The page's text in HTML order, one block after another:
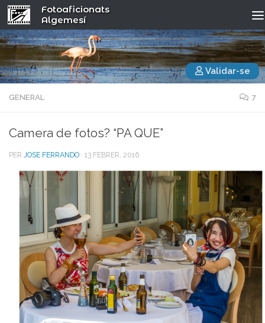
Fotoaficionats
Algemesí
Validar-se
GENERAL 7
Camera de fotos? “PA QUE”
PER JOSE FERRANDO · 13 FEBRER, 2016